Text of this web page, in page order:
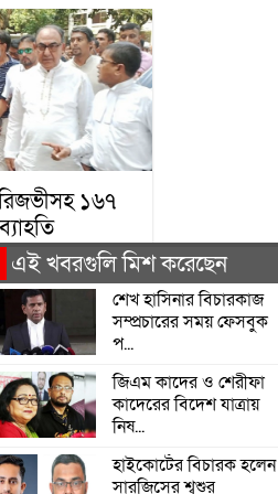
শান্তি প্রতিষ্ঠায়
‘বোর্ড অব পিস’,
দ্বিতীয় ধাপ
কায়রোতে আলোচনা
নামে বিএনপি
ধারণ করেনি:
রহমান
খাওয়া মানুষের মাঝে
আনলো ’সাওয়াব’-এর
ঘর’
উপলক্ষে সওয়াবের
বিতরণ
মুসলিম শিক্ষার্থী
হওয়ায় কাশ্মীরে
বন্ধ করলো ভারত
১৬৭
এই খবরগুলি মিশ করেছেন
শেখ হাসিনার বিচারকাজ
সম্প্রচারের সময় ফেসবুক
প...
জিএম কাদের ও শেরীফা
কাদেরের বিদেশ যাত্রায়
নিষ...
হাইকোর্টের বিচারক হলেন
সারজিসের শ্বশুর
ব্যাংক বিল্ডিং,